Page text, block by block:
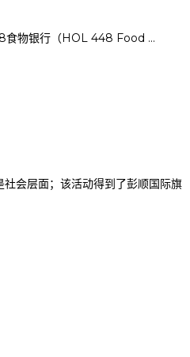
物银行（HOL 448 Food ...
会层面；该活动得到了彭顺国际旗